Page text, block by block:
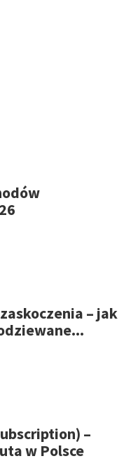
– jak
–
w Polsce